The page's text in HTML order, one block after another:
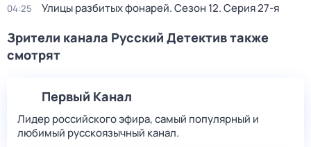
04:25 Улицы разбитых фонарей. Сезон 12. Серия 27-я
Зрители канала Русский Детектив также
смотрят
Первый Канал
Лидер российского эфира, самый популярный и
любимый русскоязычный канал.